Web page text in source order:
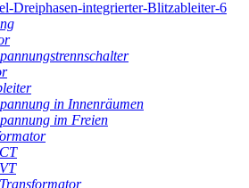
in Innenräumen
im Freien
CT
VT
Transformator